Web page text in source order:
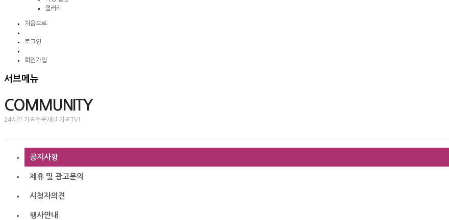
갤러리
처음으로
로그인
회원가입
서브메뉴
COMMUNITY
24시간 가요전문채널 가요TV!
공지사항
제휴 및 광고문의
시청자의견
행사안내